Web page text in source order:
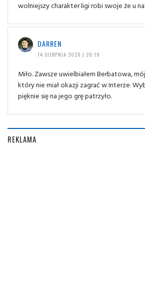
wolniejszy charakter ligi robi swoje że u
DARREN
14 SIERPNIA 2020 | 20:19
Miło. Zawsze uwielbiałem Berbatowa,
który nie miał okazji zagrać w Interze.
pięknie się na jego grę patrzyło.
REKLAMA